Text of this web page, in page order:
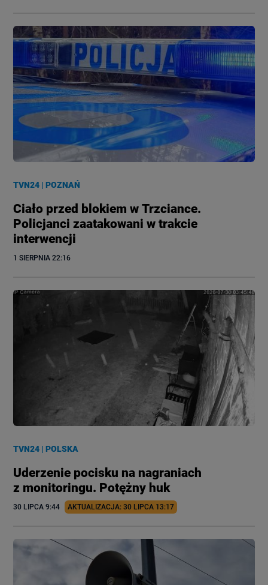
TVN24 |POZNAŃ
Ciało przed blokiem w Trzciance.
Policjanci zaatakowani w trakcie
interwencji
1 SIERPNIA 22:16
TVN24 |POLSKA
Uderzenie pocisku na nagraniach
z monitoringu. Potężny huk
30 LIPCA 9:44 AKTUALIZACJA: 30 LIPCA 13:17